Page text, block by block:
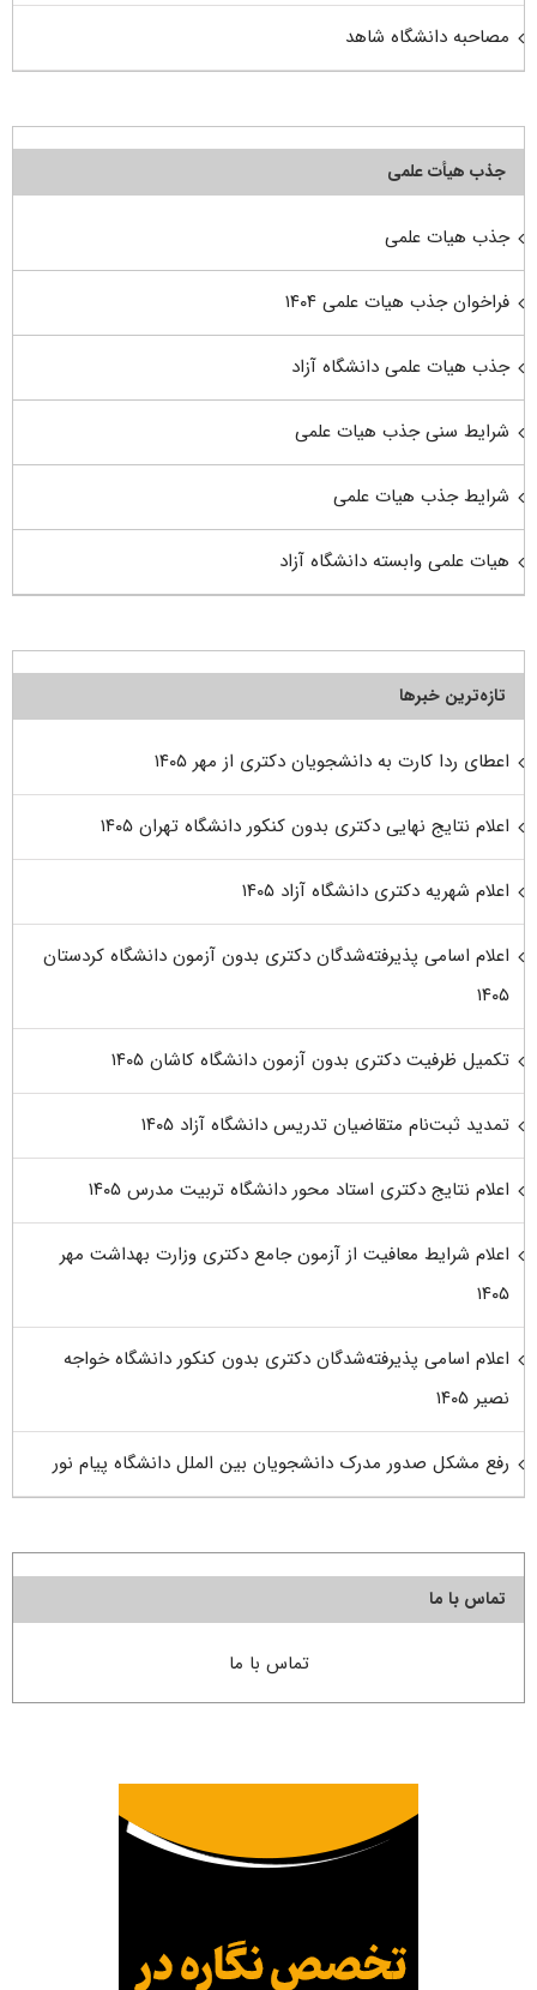
مصاحبه دانشگاه شاهد
جذب هیأت علمی
جذب هیات علمی
فراخوان جذب هیات علمی ۱۴۰۴
جذب هیات علمی دانشگاه آزاد
شرایط سنی جذب هیات علمی
شرایط جذب هیات علمی
هیات علمی وابسته دانشگاه آزاد
تازه‌ترین خبرها
اعطای ردا کارت به دانشجویان دکتری از مهر ۱۴۰۵
اعلام نتایج نهایی دکتری بدون کنکور دانشگاه تهران ۱۴۰۵
اعلام شهریه دکتری دانشگاه آزاد ۱۴۰۵
اعلام اسامی پذیرفته‌شدگان دکتری بدون آزمون دانشگاه کردستان
۱۴۰۵
تکمیل ظرفیت دکتری بدون آزمون دانشگاه کاشان ۱۴۰۵
تمدید ثبت‌نام متقاضیان تدریس دانشگاه آزاد ۱۴۰۵
اعلام نتایج دکتری استاد محور دانشگاه تربیت مدرس ۱۴۰۵
اعلام شرایط معافیت از آزمون جامع دکتری وزارت بهداشت مهر
۱۴۰۵
اعلام اسامی پذیرفته‌شدگان دکتری بدون کنکور دانشگاه خواجه
نصیر ۱۴۰۵
رفع مشکل صدور مدرک دانشجویان بین الملل دانشگاه پیام نور
تماس با ما
تماس با ما